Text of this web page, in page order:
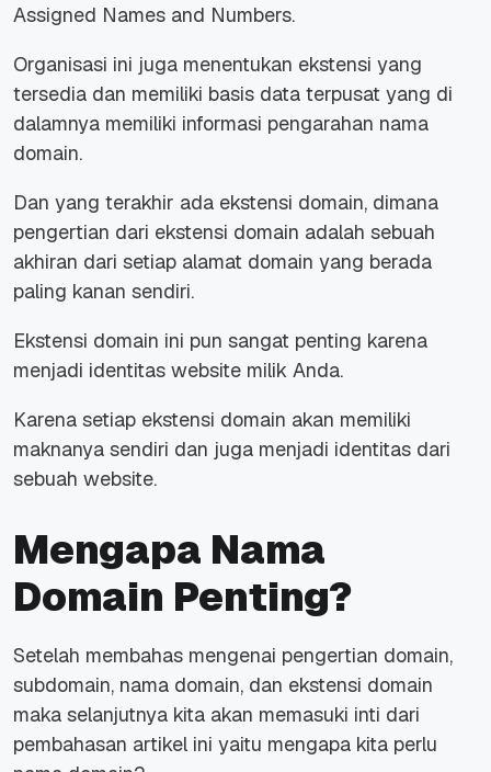
Assigned Names and Numbers.
Organisasi ini juga menentukan ekstensi yang
tersedia dan memiliki basis data terpusat yang di
dalamnya memiliki informasi pengarahan nama
domain.
Dan yang terakhir ada ekstensi domain, dimana
pengertian dari ekstensi domain adalah sebuah
akhiran dari setiap alamat domain yang berada
paling kanan sendiri.
Ekstensi domain ini pun sangat penting karena
menjadi identitas website milik Anda.
Karena setiap ekstensi domain akan memiliki
maknanya sendiri dan juga menjadi identitas dari
sebuah website.
Mengapa Nama
Domain Penting?
Setelah membahas mengenai pengertian domain,
subdomain, nama domain, dan ekstensi domain
maka selanjutnya kita akan memasuki inti dari
pembahasan artikel ini yaitu mengapa kita perlu